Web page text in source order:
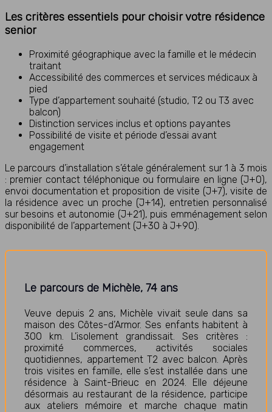
Les critères essentiels pour choisir votre résidence
senior
Proximité géographique avec la famille et le médecin
traitant
Accessibilité des commerces et services médicaux à
pied
Type d’appartement souhaité (studio, T2 ou T3 avec
balcon)
Distinction services inclus et options payantes
Possibilité de visite et période d’essai avant
engagement
Le parcours d’installation s’étale généralement sur 1 à 3 mois
: premier contact téléphonique ou formulaire en ligne (J+0),
envoi documentation et proposition de visite (J+7), visite de
la résidence avec un proche (J+14), entretien personnalisé
sur besoins et autonomie (J+21), puis emménagement selon
disponibilité de l’appartement (J+30 à J+90).
Le parcours de Michèle, 74 ans
Veuve depuis 2 ans, Michèle vivait seule dans sa
maison des Côtes-d’Armor. Ses enfants habitent à
300 km. L’isolement grandissait. Ses critères :
proximité commerces, activités sociales
quotidiennes, appartement T2 avec balcon. Après
trois visites en famille, elle s’est installée dans une
résidence à Saint-Brieuc en 2024. Elle déjeune
désormais au restaurant de la résidence, participe
aux ateliers mémoire et marche chaque matin